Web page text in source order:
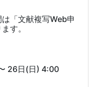
「文献複写Web申
す。
26日(日) 4:00